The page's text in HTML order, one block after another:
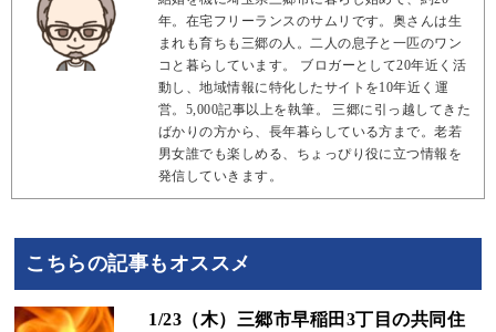
年。在宅フリーランスのサムリです。奥さんは生
まれも育ちも三郷の人。二人の息子と一匹のワン
コと暮らしています。 ブロガーとして20年近く活
動し、地域情報に特化したサイトを10年近く運
営。5,000記事以上を執筆。 三郷に引っ越してきた
ばかりの方から、長年暮らしている方まで。老若
男女誰でも楽しめる、ちょっぴり役に立つ情報を
発信していきます。
こちらの記事もオススメ
1/23（木）三郷市早稲田3丁目の共同住